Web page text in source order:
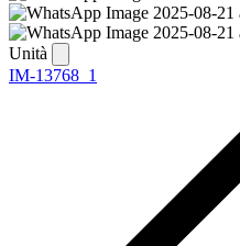
Unità
IM-13768_1